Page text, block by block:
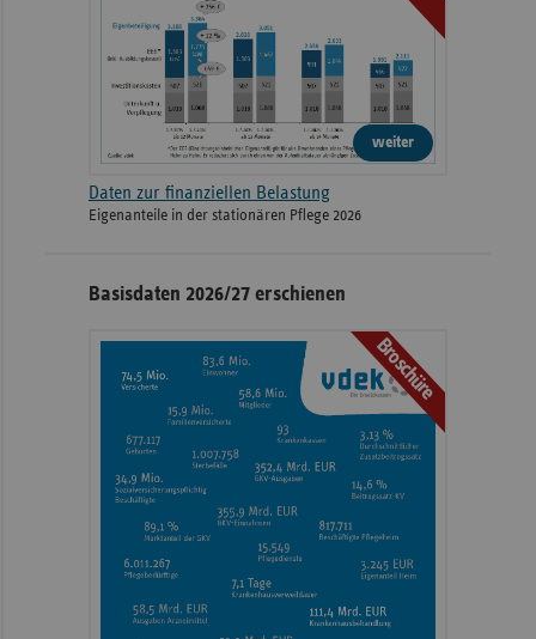
weiter
Daten zur finanziellen Belastung
Eigenanteile in der stationären Pflege 2026
Basisdaten 2026/27 erschienen
Broschüre